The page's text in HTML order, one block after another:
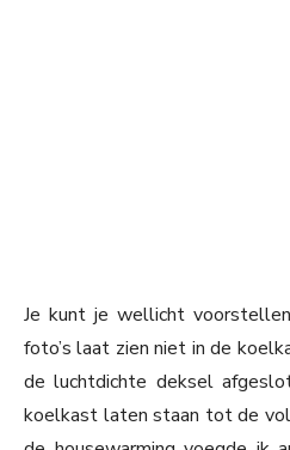
Je kunt je wellicht
foto’s laat zien niet in de
de luchtdichte deksel
koelkast laten staan tot de